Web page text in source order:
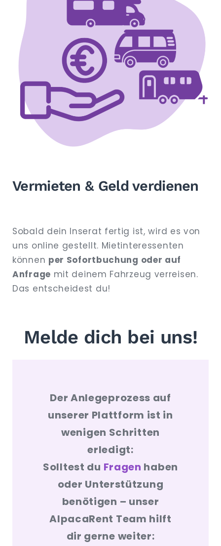
Vermieten & Geld verdienen
Sobald dein Inserat fertig ist, wird es von
uns online gestellt. Mietinteressenten
können per Sofortbuchung oder auf
Anfrage mit deinem Fahrzeug verreisen.
Das entscheidest du!
Melde dich bei uns!
Der Anlegeprozess auf
unserer Plattform ist in
wenigen Schritten
erledigt:
Solltest du Fragen haben
oder Unterstützung
benötigen – unser
AlpacaRent Team hilft
dir gerne weiter: